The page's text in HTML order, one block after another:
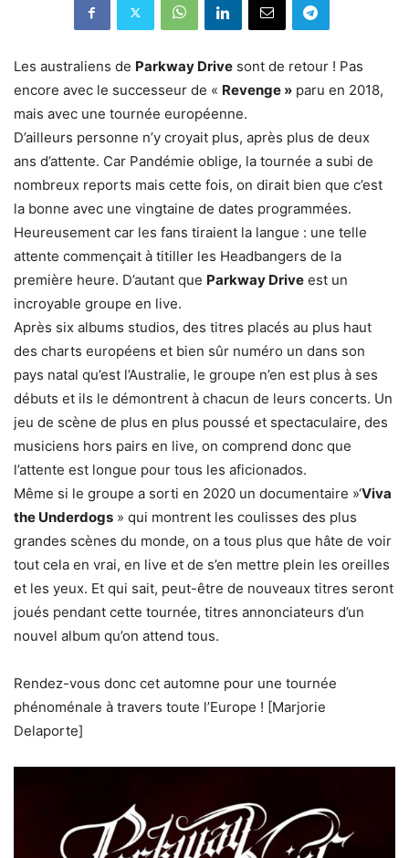
Les australiens de Parkway Drive sont de retour ! Pas
encore avec le successeur de « Revenge » paru en 2018,
mais avec une tournée européenne.
D’ailleurs personne n’y croyait plus, après plus de deux
ans d’attente. Car Pandémie oblige, la tournée a subi de
nombreux reports mais cette fois, on dirait bien que c’est
la bonne avec une vingtaine de dates programmées.
Heureusement car les fans tiraient la langue : une telle
attente commençait à titiller les Headbangers de la
première heure. D’autant que Parkway Drive est un
incroyable groupe en live.
Après six albums studios, des titres placés au plus haut
des charts européens et bien sûr numéro un dans son
pays natal qu’est l’Australie, le groupe n’en est plus à ses
débuts et ils le démontrent à chacun de leurs concerts. Un
jeu de scène de plus en plus poussé et spectaculaire, des
musiciens hors pairs en live, on comprend donc que
l’attente est longue pour tous les aficionados.
Même si le groupe a sorti en 2020 un documentaire »‘Viva
the Underdogs » qui montrent les coulisses des plus
grandes scènes du monde, on a tous plus que hâte de voir
tout cela en vrai, en live et de s’en mettre plein les oreilles
et les yeux. Et qui sait, peut-être de nouveaux titres seront
joués pendant cette tournée, titres annonciateurs d’un
nouvel album qu’on attend tous.
Rendez-vous donc cet automne pour une tournée
phénoménale à travers toute l’Europe ! [Marjorie
Delaporte]